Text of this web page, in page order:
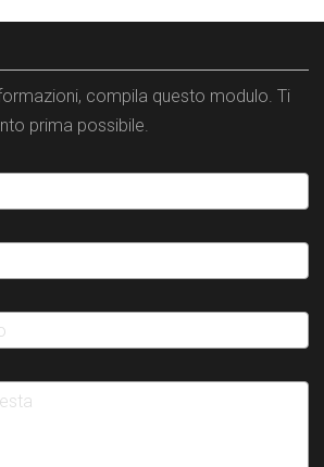
compila questo modulo. Ti
prima possibile.